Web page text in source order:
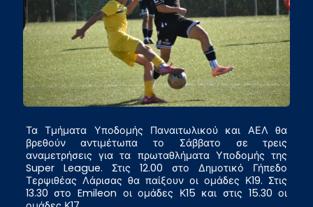
Τα Τμήματα Υποδομής Παναιτωλικού και ΑΕΛ θα
βρεθούν αντιμέτωπα το Σάββατο σε τρεις
αναμετρήσεις για τα πρωταθλήματα Υποδομής της
Super League. Στις 12.00 στο Δημοτικό Γήπεδο
Τερψιθέας Λάρισας θα παίξουν οι ομάδες Κ19. Στις
13.30 στο Emileon οι ομάδες Κ15 και στις 15.30 οι